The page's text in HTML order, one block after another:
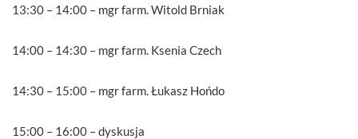
13:30 – 14:00 – mgr farm. Witold Brniak
14:00 – 14:30 – mgr farm. Ksenia Czech
14:30 – 15:00 – mgr farm. Łukasz Hońdo
15:00 – 16:00 – dyskusja